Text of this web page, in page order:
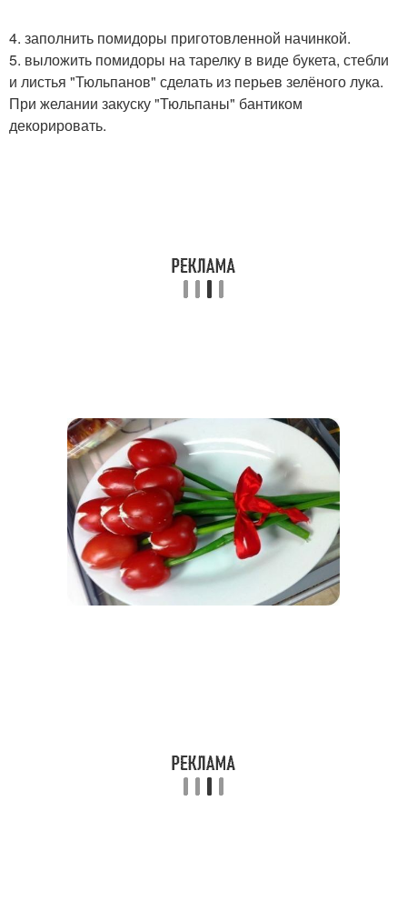
4. заполнить помидоры приготовленной начинкой.
5. выложить помидоры на тарелку в виде букета, стебли
и листья "Тюльпанов" сделать из перьев зелёного лука.
При желании закуску "Тюльпаны" бантиком
декорировать.